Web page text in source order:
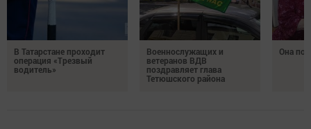
В Татарстане проходит
операция «Трезвый
водитель»
Военнослужащих и
ветеранов ВДВ
поздравляет глава
Тетюшского района
Она